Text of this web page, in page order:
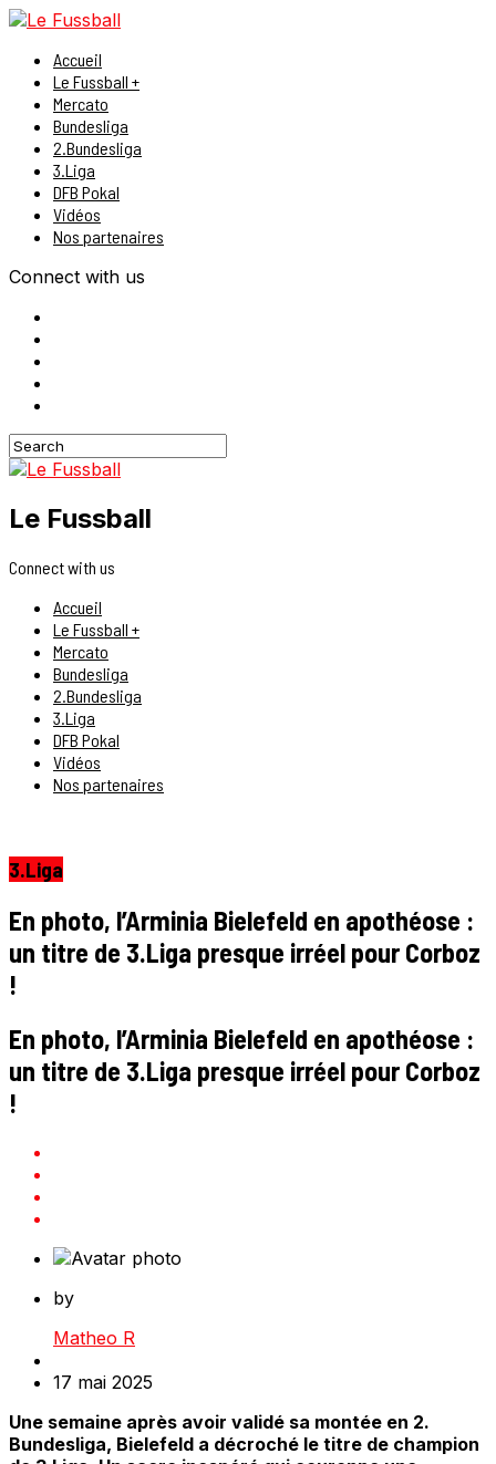
Accueil
Le Fussball +
Mercato
Bundesliga
2.Bundesliga
3.Liga
DFB Pokal
Vidéos
Nos partenaires
Connect with us
Le Fussball
Connect with us
Accueil
Le Fussball +
Mercato
Bundesliga
2.Bundesliga
3.Liga
DFB Pokal
Vidéos
Nos partenaires
3.Liga
En photo, l’Arminia Bielefeld en apothéose :
un titre de 3.Liga presque irréel pour Corboz
!
En photo, l’Arminia Bielefeld en apothéose :
un titre de 3.Liga presque irréel pour Corboz
!
by
Matheo R
17 mai 2025
Une semaine après avoir validé sa montée en 2.
Bundesliga, Bielefeld a décroché le titre de champion